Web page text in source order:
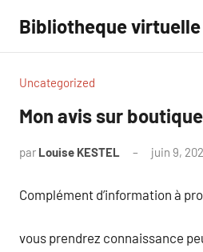
contenu
Bibliotheque virtuelle
Uncategorized
Mon avis sur
par Louise KESTEL juin 9,
Complément d’information à
vous prendrez connaissance